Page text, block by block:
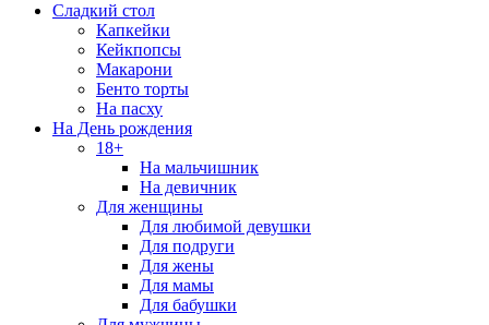
Сладкий стол
Капкейки
Кейкпопсы
Макарони
Бенто торты
На пасху
На День рождения
18+
На мальчишник
На девичник
Для женщины
Для любимой девушки
Для подруги
Для жены
Для мамы
Для бабушки